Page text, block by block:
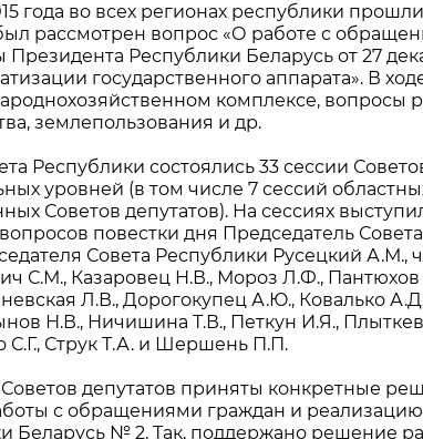
года во всех регионах республики
рассмотрен вопрос «О работе с
Республики Беларусь от 27
государственного аппарата». В
комплексе, вопросы
землепользования и др.
Республики состоялись 33 сессии
уровней (в том числе 7 сессий
Советов депутатов). На сессиях
повестки дня Председатель
Совета Республики Русецкий А.М.,
С.М., Казаровец Н.В., Мороз Л.Ф.,
Л.В., Дорогокупец А.Ю., Ковалько
Н.В., Ничишина Т.В., Петкун И.Я.,
С.Г., Струк Т.А. и Шершень П.П.
депутатов приняты конкретные
с обращениями граждан и
Беларусь № 2. Так, поддержано решение